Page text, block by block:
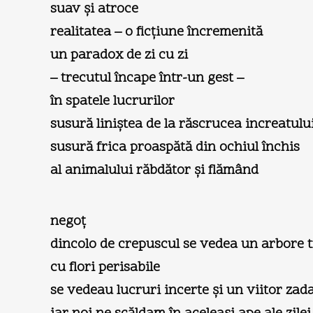
suav şi atroce
realitatea – o ficţiune încremenită
un paradox de zi cu zi
– trecutul încape într-un gest –
în spatele lucrurilor
susură liniştea de la răscrucea
susură frica proaspătă din ochiul închis
al animalului răbdător şi flămând
negoţ
dincolo de crepuscul se vedea un arbore
cu flori perisabile
se vedeau lucruri incerte şi un viitor